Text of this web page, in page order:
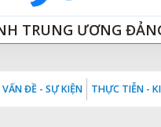
TRUNG ƯƠNG
VẤN ĐỀ - SỰ KIỆN THỰC TIỄN -